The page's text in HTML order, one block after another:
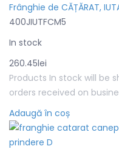
Frânghie de CĂȚĂRAT,
400JIUTFCM5
In stock
260.45lei
Products In stock will be
orders received on
Adaugă în coș